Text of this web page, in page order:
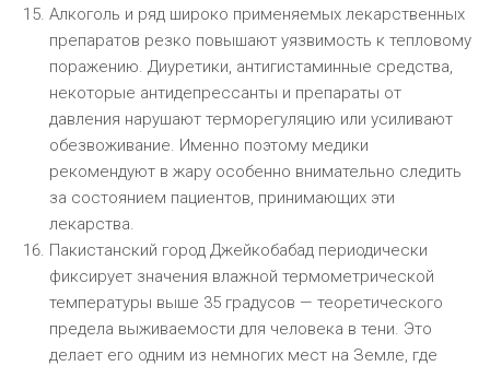
Алкоголь и ряд широко применяемых лекарственных
препаратов резко повышают уязвимость к тепловому
поражению. Диуретики, антигистаминные средства,
некоторые антидепрессанты и препараты от
давления нарушают терморегуляцию или усиливают
обезвоживание. Именно поэтому медики
рекомендуют в жару особенно внимательно следить
за состоянием пациентов, принимающих эти
лекарства.
Пакистанский город Джейкобабад периодически
фиксирует значения влажной термометрической
температуры выше 35 градусов — теоретического
предела выживаемости для человека в тени. Это
делает его одним из немногих мест на Земле, где